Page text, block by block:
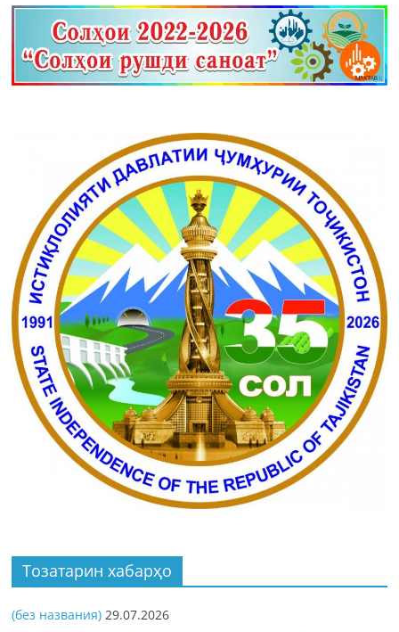
Тозатарин хабарҳо
(без названия) 29.07.2026